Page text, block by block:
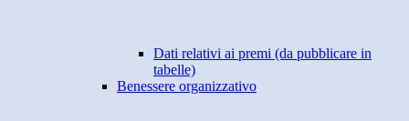
Dati relativi ai premi (da pubblicare in
tabelle)
Benessere organizzativo